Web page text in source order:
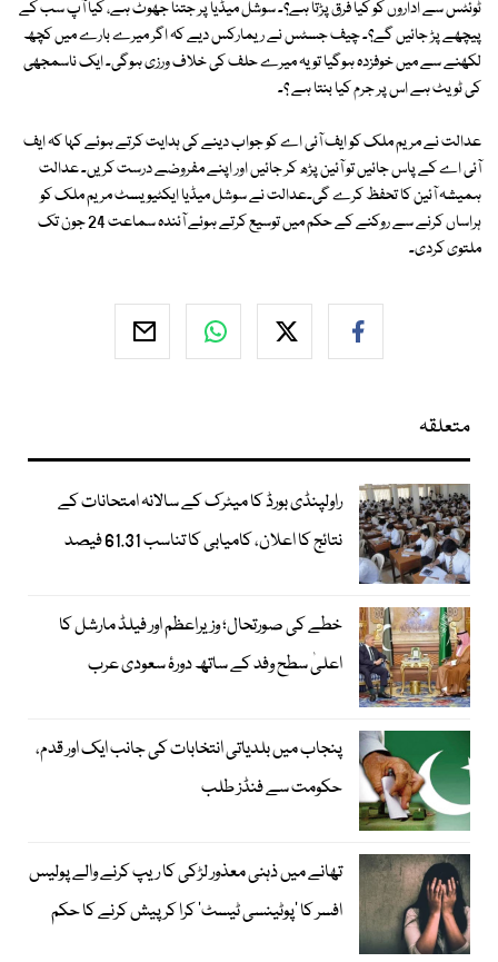
ٹوئٹس سے اداروں کو کیا فرق پڑتا ہے؟۔ سوشل میڈیا پر جتنا جھوٹ ہے، کیا آپ سب کے
پیچھے پڑ جائیں گے؟۔ چیف جسٹس نے ریمارکس دیے کہ اگر میرے بارے میں کچھ
لکھنے سے میں خوفزدہ ہوگیا تو یہ میرے حلف کی خلاف ورزی ہوگی۔ ایک ناسمجھی
کی ٹویٹ ہے اس پر جرم کیا بنتا ہے ؟۔
عدالت نے مریم ملک کو ایف آئی اے کو جواب دینے کی ہدایت کرتے ہوئے کہا کہ ایف
آئی اے کے پاس جائیں تو آئین پڑھ کر جائیں اور اپنے مفروضے درست کریں۔ عدالت
ہمیشہ آئین کا تحفظ کرے گی۔عدالت نے سوشل میڈیا ایکٹیویسٹ مریم ملک کو
ہراساں کرنے سے روکنے کے حکم میں توسیع کرتے ہوئے آئندہ سماعت 24 جون تک
ملتوی کردی۔
متعلقہ
راولپنڈی بورڈ کا میٹرک کے سالانہ امتحانات کے
نتائج کا اعلان، کامیابی کا تناسب 61.31 فیصد
خطے کی صورتحال؛ وزیراعظم اور فیلڈ مارشل کا
اعلیٰ سطح وفد کے ساتھ دورۂ سعودی عرب
پنجاب میں بلدیاتی انتخابات کی جانب ایک اور قدم،
حکومت سے فنڈز طلب
تھانے میں ذہنی معذور لڑکی کا ریپ کرنے والے پولیس
افسر کا ’پوٹینسی ٹیسٹ‘ کرا کر پیش کرنے کا حکم